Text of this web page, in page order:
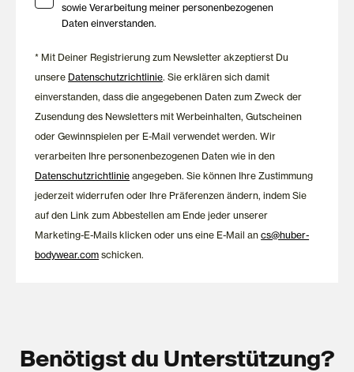
sowie Verarbeitung meiner personenbezogenen
Daten einverstanden.
* Mit Deiner Registrierung zum Newsletter akzeptierst Du
unsere Datenschutzrichtlinie. Sie erklären sich damit
einverstanden, dass die angegebenen Daten zum Zweck der
Zusendung des Newsletters mit Werbeinhalten, Gutscheinen
oder Gewinnspielen per E-Mail verwendet werden. Wir
verarbeiten Ihre personenbezogenen Daten wie in den
Datenschutzrichtlinie angegeben. Sie können Ihre Zustimmung
jederzeit widerrufen oder Ihre Präferenzen ändern, indem Sie
auf den Link zum Abbestellen am Ende jeder unserer
Marketing-E-Mails klicken oder uns eine E-Mail ancs@huber-
bodywear.com schicken.
Benötigst du Unterstützung?